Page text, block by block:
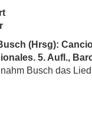
(Hrsg):
5. Aufl.,
Busch das